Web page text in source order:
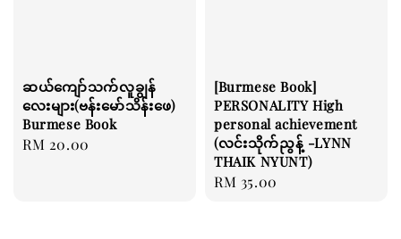
ဆယ်ကျော်သက်လူချွန်
လေးများ(ဗန်းမော်သိန်းဖေ)
Burmese Book
Regular
RM 20.00
[Burmese Book]
PERSONALITY High
personal achievement
(လင်းသိုက်ညွန့် -LYNN
THAIK NYUNT)
Regular
RM 35.00